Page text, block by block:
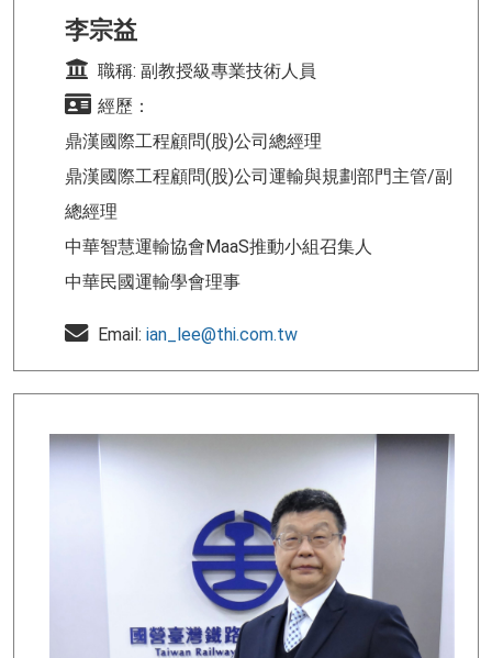
李宗益
職稱: 副教授級專業技術人員
經歷：
鼎漢國際工程顧問(股)公司總經理
鼎漢國際工程顧問(股)公司運輸與規劃部門主管/副
總經理
中華智慧運輸協會MaaS推動小組召集人
中華民國運輸學會理事
Email: ian_lee@thi.com.tw